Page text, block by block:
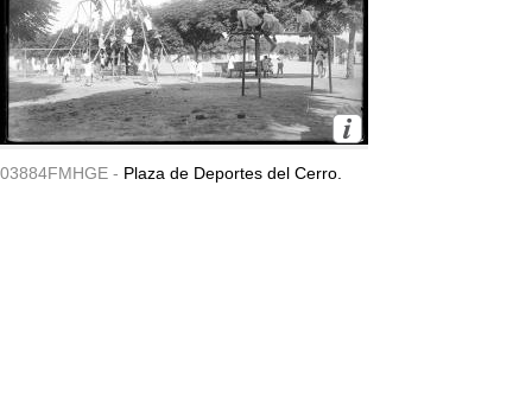
03884FMHGE - Plaza de Deportes del Cerro.